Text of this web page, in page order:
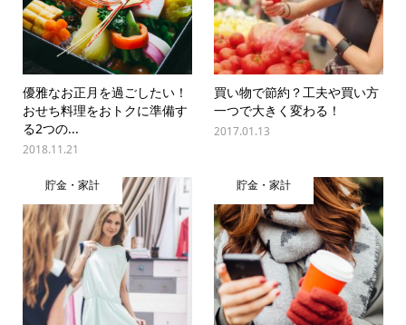
優雅なお正月を過ごしたい！
おせち料理をおトクに準備す
る2つの...
2018.11.21
買い物で節約？工夫や買い方
一つで大きく変わる！
2017.01.13
貯金・家計 貯金・家計